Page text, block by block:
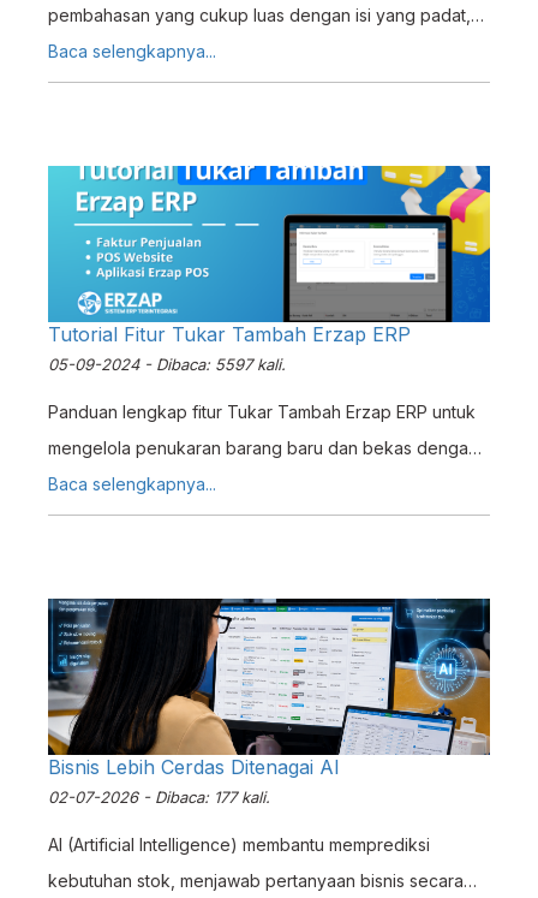
pembahasan yang cukup luas dengan isi yang padat,
Dengan tiap halaman memiliki pembahasan yang berisi.
Baca selengkapnya...
Tutorial Fitur Tukar Tambah Erzap ERP
05-09-2024 - Dibaca: 5597 kali.
Panduan lengkap fitur Tukar Tambah Erzap ERP untuk
mengelola penukaran barang baru dan bekas dengan
efisien, terintegrasi stok dan laporan keuangan.
Baca selengkapnya...
Bisnis Lebih Cerdas Ditenagai AI
02-07-2026 - Dibaca: 177 kali.
AI (Artificial Intelligence) membantu memprediksi
kebutuhan stok, menjawab pertanyaan bisnis secara